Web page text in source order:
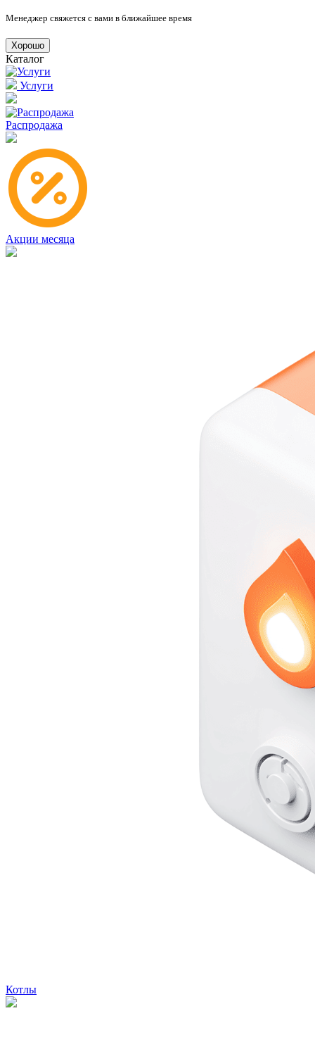
Менеджер свяжется с вами в ближайшее время
Хорошо
Каталог
Услуги
Распродажа
Акции месяца
Котлы